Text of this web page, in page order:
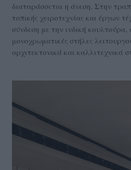
διαταράσσεται η άνεση. Στην
τοπικής χειροτεχνίας και έργων
σύνδεση με την ινδική κουλτούρα,
μονοχρωματικές στήλες
αρχιτεκτονικά και καλλιτεχνικά